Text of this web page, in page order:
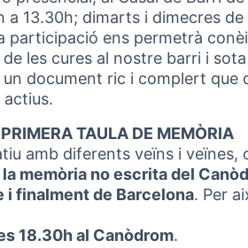
en una pestanya nova)
a 13.30h; dimarts i dimecres de
participació ens permetrà
les cures al nostre barri i sota
document ric i complert que
TAULA DE MEMÒRIA
amb diferents veïns i veïnes,
memòria no escrita del
finalment de Barcelona. Per
18.30h al Canòdrom.